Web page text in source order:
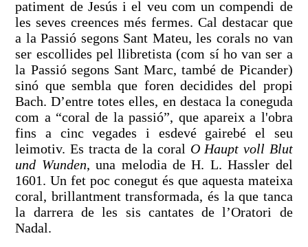
patiment de Jesús i el veu com un compendi de
les seves creences més fermes. Cal destacar que
a la Passió segons Sant Mateu, les corals no van
ser escollides pel llibretista (com sí ho van ser a
la Passió segons Sant Marc, també de Picander)
sinó que sembla que foren decidides del propi
Bach. D’entre totes elles, en destaca la coneguda
com a “coral de la passió”, que apareix a l'obra
fins a cinc vegades i esdevé gairebé el seu
leimotiv. Es tracta de la coral O Haupt voll Blut
und Wunden, una melodia de H. L. Hassler del
1601. Un fet poc conegut és que aquesta mateixa
coral, brillantment transformada, és la que tanca
la darrera de les sis cantates de l’Oratori de
Nadal.